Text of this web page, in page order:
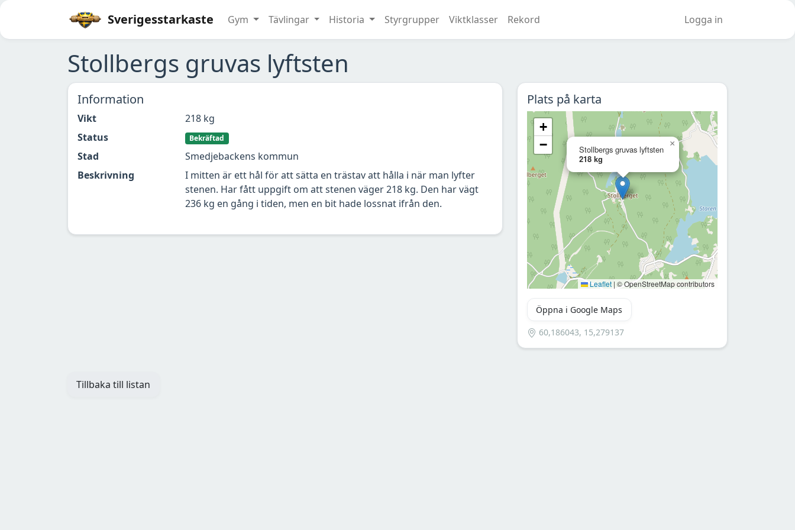
Sverigesstarkaste Gym Tävlingar Historia Styrgrupper Viktklasser Rekord Logga in
Stollbergs gruvas lyftsten
Information
Vikt
218 kg
Status
Bekräftad
Stad
Smedjebackens kommun
Beskrivning
I mitten är ett hål för att sätta en trästav att hålla i när man lyfter
stenen. Har fått uppgift om att stenen väger 218 kg. Den har vägt
236 kg en gång i tiden, men en bit hade lossnat ifrån den.
Plats på karta
Stollbergs gruvas lyftsten
218 kg
×
+
−
Leaflet | © OpenStreetMap contributors
Öppna i Google Maps
60,186043, 15,279137
Tillbaka till listan